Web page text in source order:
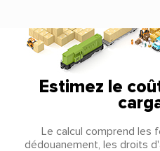
Estimez le
Le calcul comprend les
dédouanement, les droits